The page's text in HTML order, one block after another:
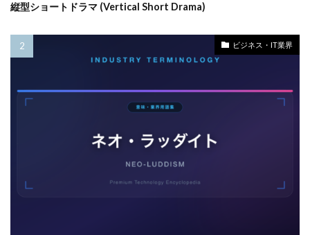
縦型ショートドラマ (Vertical Short Drama)
ビジネス・IT業界